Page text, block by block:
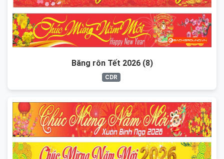
Băng rôn Tết 2026 (8)
CDR